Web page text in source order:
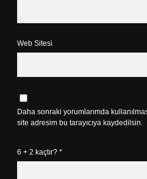
Web Sitesi
Daha sonraki yorumlarımda
site adresim bu tarayıcıya kaydedilsin.
6 + 2 kaçtır? *